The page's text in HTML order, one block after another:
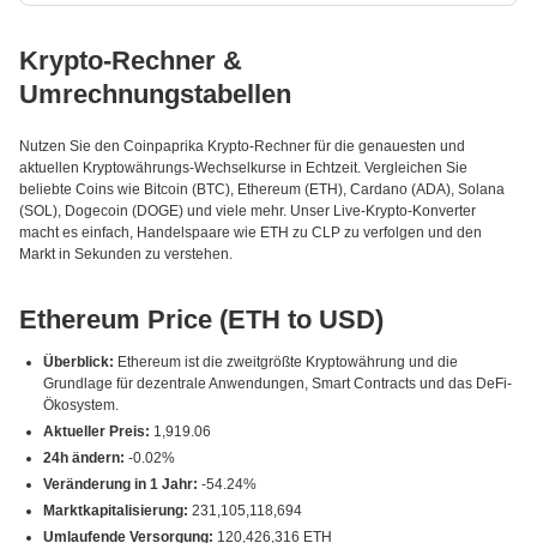
Krypto-Rechner &
Umrechnungstabellen
Nutzen Sie den Coinpaprika Krypto-Rechner für die genauesten und
aktuellen Kryptowährungs-Wechselkurse in Echtzeit. Vergleichen Sie
beliebte Coins wie Bitcoin (BTC), Ethereum (ETH), Cardano (ADA), Solana
(SOL), Dogecoin (DOGE) und viele mehr. Unser Live-Krypto-Konverter
macht es einfach, Handelspaare wie ETH zu CLP zu verfolgen und den
Markt in Sekunden zu verstehen.
Ethereum Price (ETH to USD)
Überblick: Ethereum ist die zweitgrößte Kryptowährung und die
Grundlage für dezentrale Anwendungen, Smart Contracts und das DeFi-
Ökosystem.
Aktueller Preis: 1,919.06
24h ändern: -0.02%
Veränderung in 1 Jahr: -54.24%
Marktkapitalisierung: 231,105,118,694
Umlaufende Versorgung: 120,426,316 ETH